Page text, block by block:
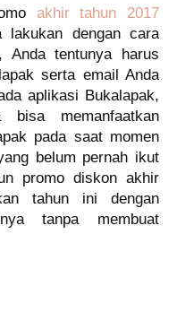
akhir tahun 2017
dengan cara
Anda tentunya harus
serta email Anda
aplikasi Bukalapak,
memanfaatkan
pada saatmomen
belum pernah ikut
promo diskon akhir
tahun ini dengan
tanpa membuat